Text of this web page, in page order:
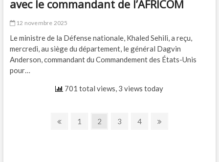
avec le commandant de l’AFRICOM
12 novembre 2025
Le ministre de la Défense nationale, Khaled Sehili, a reçu,
mercredi, au siège du département, le général Dagvin
Anderson, commandant du Commandement des États-Unis
pour…
701 total views, 3 views today
PaginationPrevious
Page
1 Page
2 Page
3 Page
4
Next